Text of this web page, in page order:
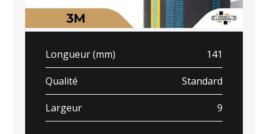
Longueur (mm) 141
Qualité Standard
Largeur 9